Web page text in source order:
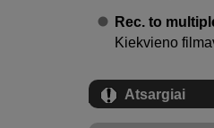
Rec. to
Kiekvieno
Atsargiai